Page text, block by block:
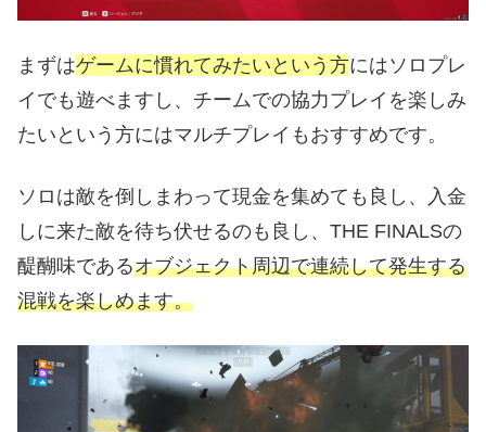
まずはゲームに慣れてみたいという方にはソロプレ
イでも遊べますし、チームでの協力プレイを楽しみ
たいという方にはマルチプレイもおすすめです。
ソロは敵を倒しまわって現金を集めても良し、入金
しに来た敵を待ち伏せるのも良し、THE FINALSの
醍醐味であるオブジェクト周辺で連続して発生する
混戦を楽しめます。